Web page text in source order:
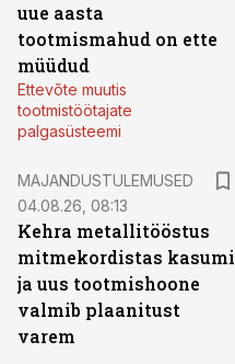
uue aasta
tootmismahud on ette
müüdud
Ettevõte muutis
tootmistöötajate
palgasüsteemi
MAJANDUSTULEMUSED
04.08.26, 08:13
Kehra metallitööstus
mitmekordistas kasumi
ja uus tootmishoone
valmib plaanitust
varem